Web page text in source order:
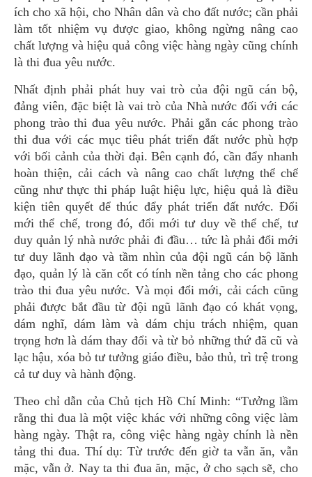
ích cho xã hội, cho Nhân dân và cho đất nước; cần phải
làm tốt nhiệm vụ được giao, không ngừng nâng cao
chất lượng và hiệu quả công việc hàng ngày cũng chính
là thi đua yêu nước.
Nhất định phải phát huy vai trò của đội ngũ cán bộ,
đảng viên, đặc biệt là vai trò của Nhà nước đối với các
phong trào thi đua yêu nước. Phải gắn các phong trào
thi đua với các mục tiêu phát triển đất nước phù hợp
với bối cảnh của thời đại. Bên cạnh đó, cần đẩy nhanh
hoàn thiện, cải cách và nâng cao chất lượng thể chế
cũng như thực thi pháp luật hiệu lực, hiệu quả là điều
kiện tiên quyết để thúc đẩy phát triển đất nước. Đổi
mới thể chế, trong đó, đổi mới tư duy về thể chế, tư
duy quản lý nhà nước phải đi đầu… tức là phải đổi mới
tư duy lãnh đạo và tầm nhìn của đội ngũ cán bộ lãnh
đạo, quản lý là căn cốt có tính nền tảng cho các phong
trào thi đua yêu nước. Và mọi đổi mới, cải cách cũng
phải được bắt đầu từ đội ngũ lãnh đạo có khát vọng,
dám nghĩ, dám làm và dám chịu trách nhiệm, quan
trọng hơn là dám thay đổi và từ bỏ những thứ đã cũ và
lạc hậu, xóa bỏ tư tưởng giáo điều, bảo thủ, trì trệ trong
cả tư duy và hành động.
Theo chỉ dẫn của Chủ tịch Hồ Chí Minh: “Tưởng lầm
rằng thi đua là một việc khác với những công việc làm
hàng ngày. Thật ra, công việc hàng ngày chính là nền
tảng thi đua. Thí dụ: Từ trước đến giờ ta vẫn ăn, vẫn
mặc, vẫn ở. Nay ta thi đua ăn, mặc, ở cho sạch sẽ, cho